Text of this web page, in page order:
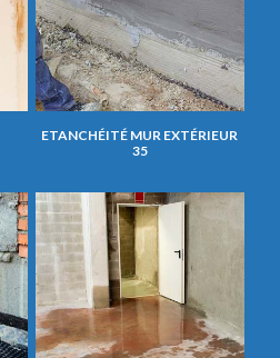
ETANCHÉITÉ MUR EXTÉRIEUR
35